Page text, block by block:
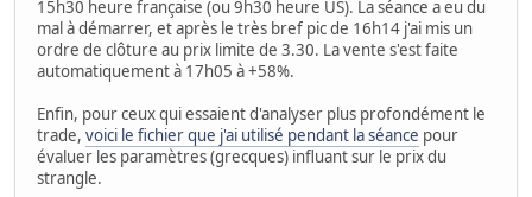
15h30 heure française (ou 9h30 heure US). La séance a eu du
mal à démarrer, et après le très bref pic de 16h14 j'ai mis un
ordre de clôture au prix limite de 3.30. La vente s'est faite
automatiquement à 17h05 à +58%.
Enfin, pour ceux qui essaient d'analyser plus profondément le
trade, voici le fichier que j'ai utilisé pendant la séance pour
évaluer les paramètres (grecques) influant sur le prix du
strangle.